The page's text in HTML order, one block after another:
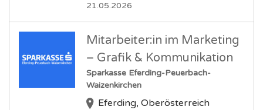
21.05.2026
Mitarbeiter:in im Marketing
– Grafik & Kommunikation
Sparkasse Eferding-Peuerbach-
Waizenkirchen
Eferding, Oberösterreich